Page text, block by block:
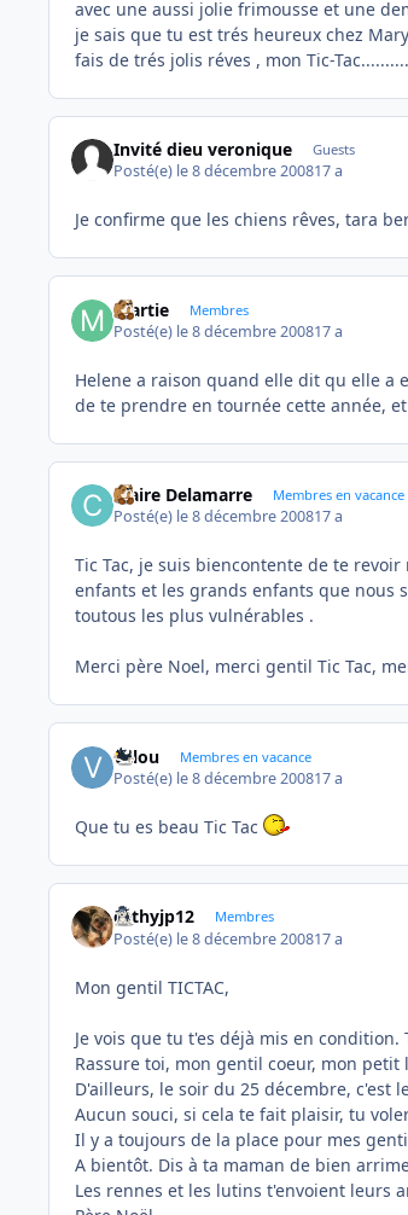
avec une aussi jolie frimousse et une
je sais que tu est trés heureux chez
fais de trés jolis réves , mon Tic-Tac..........
Invité dieu veronique Guests
Posté(e) le 8 décembre 200817 a
Je confirme que les chiens rêves, tara
martie Membres
Posté(e) le 8 décembre 200817 a
Helene a raison quand elle dit qu elle
de te prendre en tournée cette année,
Claire Delamarre Membres en vacance
Posté(e) le 8 décembre 200817 a
Tic Tac, je suis biencontente de te revoir
enfants et les grands enfants que nous
toutous les plus vulnérables .
Merci père Noel, merci gentil Tic Tac,
valou Membres en vacance
Posté(e) le 8 décembre 200817 a
Que tu es beau Tic Tac
cathyjp12 Membres
Posté(e) le 8 décembre 200817 a
Mon gentil TICTAC,
Je vois que tu t'es déjà mis en condition.
Rassure toi, mon gentil coeur, mon
D'ailleurs, le soir du 25 décembre, c'est
Aucun souci, si cela te fait plaisir, tu
Il y a toujours de la place pour mes
A bientôt. Dis à ta maman de bien
Les rennes et les lutins t'envoient leurs